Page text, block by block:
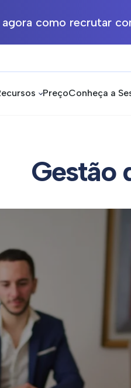
como recrutar
PreçoConheça a
Gestão